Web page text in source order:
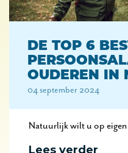
DE TOP 6
OUDEREN IN
04 september 2024
Natuurlijk wilt u op eigen
Lees verder